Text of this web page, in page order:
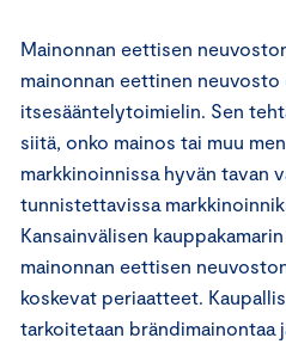
Mainonnan eettisen
mainonnan eettinen neuvosto
itsesääntelytoimielin. Sen
siitä, onko mainos tai muu
markkinoinnissa hyvän tavan
tunnistettavissa
Kansainvälisen
mainonnan eettisen
koskevat periaatteet.
tarkoitetaan brändimainontaa